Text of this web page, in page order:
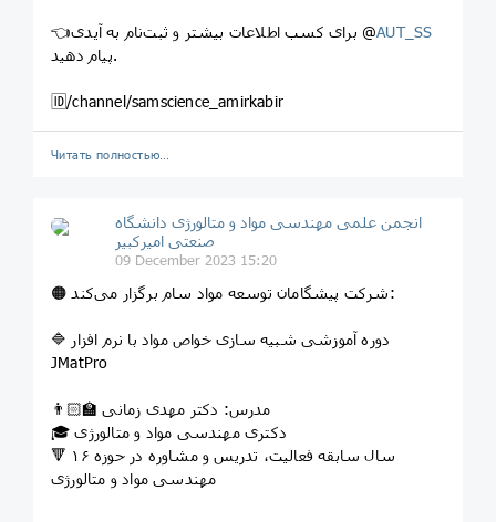
👈برای کسب اطلاعات بیشتر و ثبت‌نام به آیدی @AUT_SS
پیام دهید.
🆔/channel/samscience_amirkabir
Читать полностью…
انجمن علمی مهندسی مواد و متالورژی دانشگاه
صنعتی امیرکبیر
09 December 2023 15:20
🟠 شرکت پیشگامان توسعه مواد سام برگزار می‌کند:
🔷 دوره آموزشی شبیه سازی خواص مواد با نرم افزار
JMatPro
👨🏻‍🏫 مدرس: دکتر مهدی زمانی
🎓 دکتری مهندسی مواد و متالورژی
🔻 ۱۶ سال سابقه فعالیت، تدریس و مشاوره در حوزه
مهندسی مواد و متالورژی